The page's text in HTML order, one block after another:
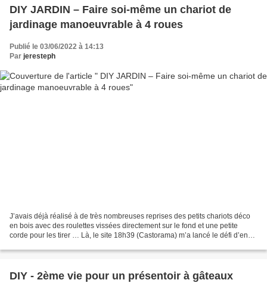
DIY JARDIN – Faire soi-même un chariot de
jardinage manoeuvrable à 4 roues
Publié le 03/06/2022 à 14:13
Par jeresteph
J’avais déjà réalisé à de très nombreuses reprises des petits chariots déco
en bois avec des roulettes vissées directement sur le fond et une petite
corde pour les tirer … Là, le site 18h39 (Castorama) m’a lancé le défi d’en
DIY - 2ème vie pour un présentoir à gâteaux